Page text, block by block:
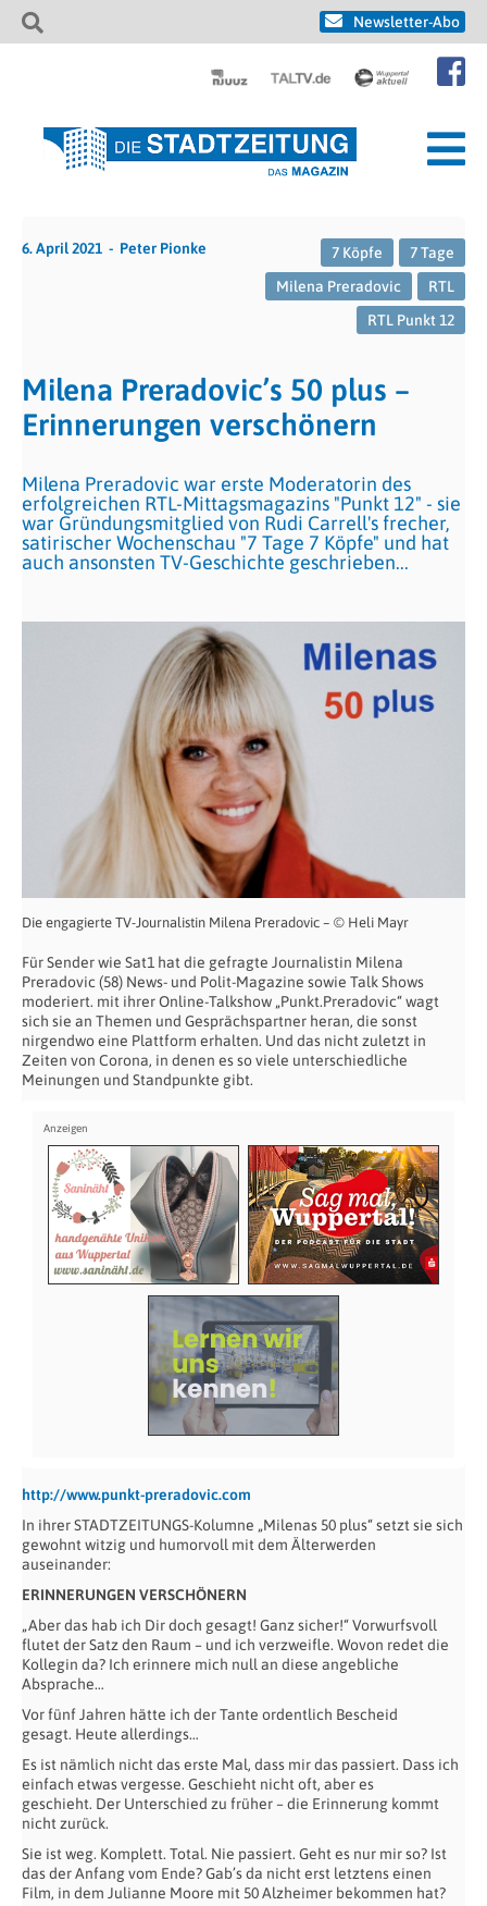
Newsletter-Abo
6. April 2021 Peter Pionke 7 Köpfe
7 Tage
Milena Preradovic
RTL
RTL Punkt 12
Milena Preradovic’s 50 plus –
Erinnerungen verschönern
Milena Preradovic war erste Moderatorin des
erfolgreichen RTL-Mittagsmagazins "Punkt 12" - sie
war Gründungsmitglied von Rudi Carrell's frecher,
satirischer Wochenschau "7 Tage 7 Köpfe" und hat
auch ansonsten TV-Geschichte geschrieben...
Die engagierte TV-Journalistin Milena Preradovic – © Heli Mayr
Für Sender wie Sat1 hat die gefragte Journalistin Milena
Preradovic (58) News- und Polit-Magazine sowie Talk Shows
moderiert. mit ihrer Online-Talkshow „Punkt.Preradovic“ wagt
sich sie an Themen und Gesprächspartner heran, die sonst
nirgendwo eine Plattform erhalten. Und das nicht zuletzt in
Zeiten von Corona, in denen es so viele unterschiedliche
Meinungen und Standpunkte gibt.
http://www.punkt-preradovic.com
In ihrer STADTZEITUNGS-Kolumne „Milenas 50 plus“ setzt sie sich
gewohnt witzig und humorvoll mit dem Älterwerden
auseinander:
ERINNERUNGEN VERSCHÖNERN
„Aber das hab ich Dir doch gesagt! Ganz sicher!“ Vorwurfsvoll
flutet der Satz den Raum – und ich verzweifle. Wovon redet die
Kollegin da? Ich erinnere mich null an diese angebliche
Absprache…
Vor fünf Jahren hätte ich der Tante ordentlich Bescheid
gesagt. Heute allerdings…
Es ist nämlich nicht das erste Mal, dass mir das passiert. Dass ich
einfach etwas vergesse. Geschieht nicht oft, aber es
geschieht. Der Unterschied zu früher – die Erinnerung kommt
nicht zurück.
Sie ist weg. Komplett. Total. Nie passiert. Geht es nur mir so? Ist
das der Anfang vom Ende? Gab’s da nicht erst letztens einen
Film, in dem Julianne Moore mit 50 Alzheimer bekommen hat?